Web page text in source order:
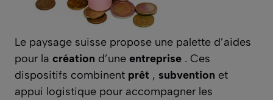
Le paysage suisse propose une palette d’aides
pour la création d’une entreprise . Ces
dispositifs combinent prêt , subvention et
appui logistique pour accompagner les